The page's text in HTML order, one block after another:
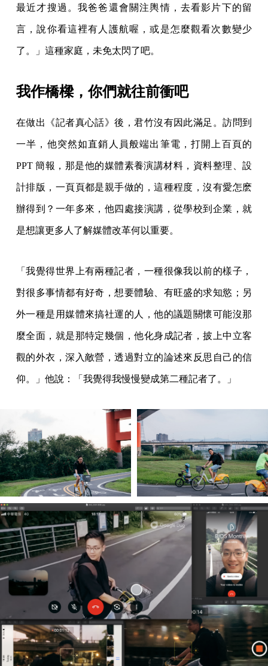
最近才搜過。我爸爸還會關注輿情，去看影片下的留
言，說你看這裡有人護航喔，或是怎麼觀看次數變少
了。」這種家庭，未免太閃了吧。
我作橋樑，你們就往前衝吧
在做出《記者真心話》後，君竹沒有因此滿足。訪問到
一半，他突然如直銷人員般端出筆電，打開上百頁的
PPT 簡報，那是他的媒體素養演講材料，資料整理、設
計排版，一頁頁都是親手做的，這種程度，沒有愛怎麽
辦得到？一年多來，他四處接演講，從學校到企業，就
是想讓更多人了解媒體改革何以重要。
「我覺得世界上有兩種記者，一種很像我以前的樣子，
對很多事情都有好奇，想要體驗、有旺盛的求知慾；另
外一種是用媒體來搞社運的人，他的議題關懷可能沒那
麼全面，就是那特定幾個，他化身成記者，披上中立客
觀的外衣，深入敵營，透過對立的論述來反思自己的信
仰。」他說：「我覺得我慢慢變成第二種記者了。」